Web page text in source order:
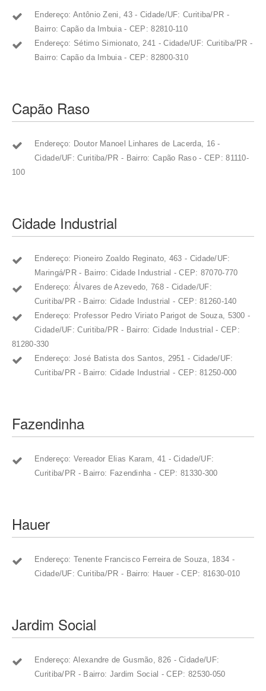
Endereço: Antônio Zeni, 43 - Cidade/UF: Curitiba/PR -
Bairro: Capão da Imbuia - CEP: 82810-110
Endereço: Sétimo Simionato, 241 - Cidade/UF: Curitiba/PR -
Bairro: Capão da Imbuia - CEP: 82800-310
Capão Raso
Endereço: Doutor Manoel Linhares de Lacerda, 16 -
Cidade/UF: Curitiba/PR - Bairro: Capão Raso - CEP: 81110-
100
Cidade Industrial
Endereço: Pioneiro Zoaldo Reginato, 463 - Cidade/UF:
Maringá/PR - Bairro: Cidade Industrial - CEP: 87070-770
Endereço: Álvares de Azevedo, 768 - Cidade/UF:
Curitiba/PR - Bairro: Cidade Industrial - CEP: 81260-140
Endereço: Professor Pedro Viriato Parigot de Souza, 5300 -
Cidade/UF: Curitiba/PR - Bairro: Cidade Industrial - CEP:
81280-330
Endereço: José Batista dos Santos, 2951 - Cidade/UF:
Curitiba/PR - Bairro: Cidade Industrial - CEP: 81250-000
Fazendinha
Endereço: Vereador Elias Karam, 41 - Cidade/UF:
Curitiba/PR - Bairro: Fazendinha - CEP: 81330-300
Hauer
Endereço: Tenente Francisco Ferreira de Souza, 1834 -
Cidade/UF: Curitiba/PR - Bairro: Hauer - CEP: 81630-010
Jardim Social
Endereço: Alexandre de Gusmão, 826 - Cidade/UF:
Curitiba/PR - Bairro: Jardim Social - CEP: 82530-050